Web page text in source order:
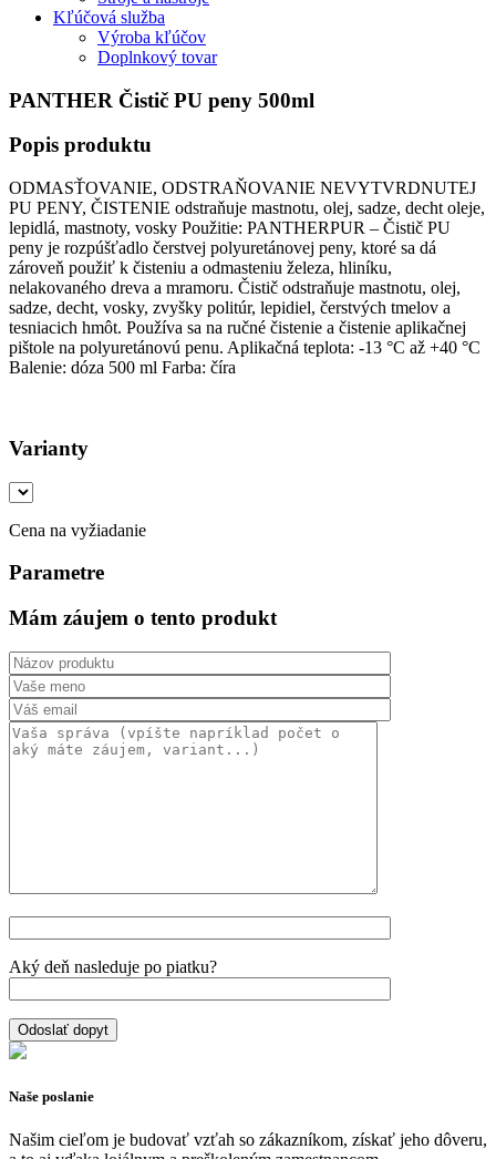
Kľúčová služba
Výroba kľúčov
Doplnkový tovar
PANTHER Čistič PU peny 500ml
Popis produktu
ODMASŤOVANIE, ODSTRAŇOVANIE NEVYTVRDNUTEJ
PU PENY, ČISTENIE odstraňuje mastnotu, olej, sadze, decht oleje,
lepidlá, mastnoty, vosky Použitie: PANTHERPUR – Čistič PU
peny je rozpúšťadlo čerstvej polyuretánovej peny, ktoré sa dá
zároveň použiť k čisteniu a odmasteniu železa, hliníku,
nelakovaného dreva a mramoru. Čistič odstraňuje mastnotu, olej,
sadze, decht, vosky, zvyšky politúr, lepidiel, čerstvých tmelov a
tesniacich hmôt. Používa sa na ručné čistenie a čistenie aplikačnej
pištole na polyuretánovú penu. Aplikačná teplota: -13 °C až +40 °C
Balenie: dóza 500 ml Farba: číra
Varianty
Cena na vyžiadanie
Parametre
Mám záujem o tento produkt
Aký deň nasleduje po piatku?
Naše poslanie
Našim cieľom je budovať vzťah so zákazníkom, získať jeho dôveru,